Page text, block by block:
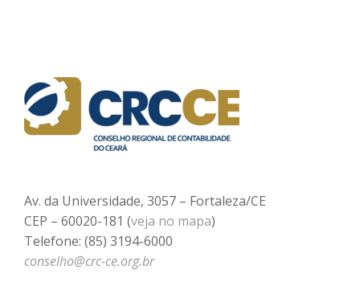
Av. da Universidade, 3057 – Fortaleza/CE
CEP – 60020-181 (veja no mapa)
Telefone: (85) 3194-6000
conselho@crc-ce.org.br